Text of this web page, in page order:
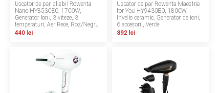
Despre noi
Regulament giveaway
Uscator de par pliabil Rowenta
Nano HY8530E0, 1700W,
Generator Ioni, 3 viteze, 3
temperaturi, Aer Rece, Roz/Negru
440 lei
Uscator de par Rowenta Maestria
for You HY9430E0, 1800W,
Invelis ceramic, Generator de ioni,
6 accesorii, Verde
892 lei